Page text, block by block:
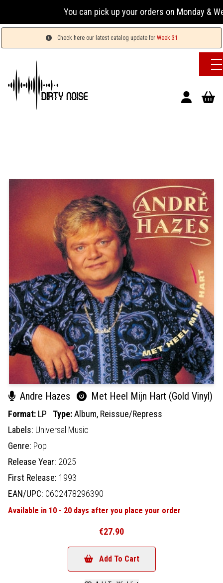
You can pick up your orders on Monday &
Check here our latest catalog update for Week 31
Andre Hazes Met Heel Mijn Hart (Gold Vinyl)
Format: LP Type:Album, Reissue/Repress
Labels: Universal Music
Genre: Pop
Release Year: 2025
First Release: 1993
EAN/UPC: 0602478296390
Available in 10 - 20 days after you place your order
€27.90
Add To Cart